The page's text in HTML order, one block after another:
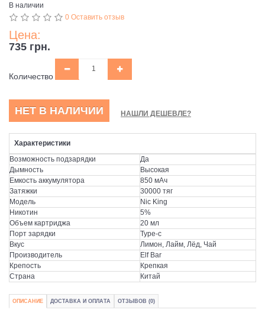
В наличии
0 Оставить отзыв
Цена:
735 грн.
Количество
НЕТ В НАЛИЧИИ НАШЛИ ДЕШЕВЛЕ?
Характеристики
Возможность подзарядки
Да
Дымность
Высокая
Емкость аккумулятора
850 мАч
Затяжки
30000 тяг
Модель
Nic King
Никотин
5%
Объем картриджа
20 мл
Порт зарядки
Type-c
Вкус
Лимон, Лайм, Лёд, Чай
Производитель
Elf Bar
Крепость
Крепкая
Страна
Китай
ОПИСАНИЕ ДОСТАВКА И ОПЛАТА ОТЗЫВОВ (0)